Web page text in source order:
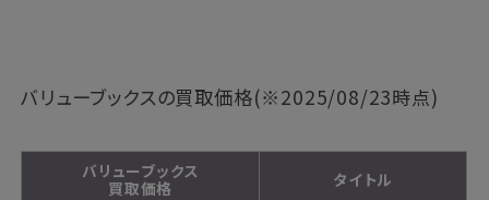
バリューブックスの買取価格(※2025/08/23時点)
バリューブックス
買取価格
タイトル